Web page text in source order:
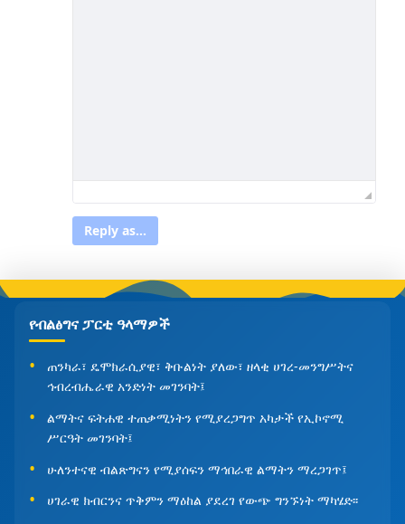
Reply as...
የብልፅግና ፓርቲ ዓላማዎች
ጠንካራ፣ ዴሞክራሲያዊ፣ ቅቡልነት ያለው፣ ዘላቂ ሀገረ-መንግሥትና
ኅብረብሔራዊ አንድነት መገንባት፤
ልማትና ፍትሐዊ ተጠቃሚነትን የሚያረጋግጥ አካታች የኢኮኖሚ
ሥርዓት መገንባት፤
ሁለንተናዊ ብልጽግናን የሚያሰፍን ማኅበራዊ ልማትን ማረጋገጥ፤
ሀገራዊ ክብርንና ጥቅምን ማዕከል ያደረገ የውጭ ግንኙነት ማካሄድ፡፡